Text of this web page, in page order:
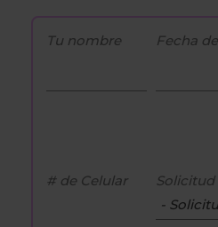
Tu nombre Fecha
# de Celular